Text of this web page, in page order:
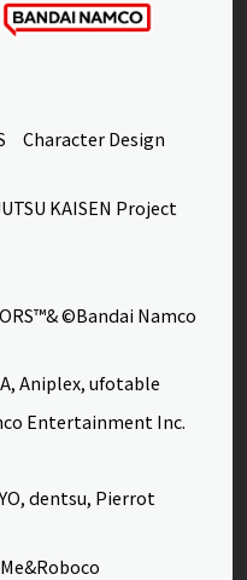
Character Design
KAISEN Project
©Bandai Namco
Aniplex, ufotable
Entertainment Inc.
dentsu, Pierrot